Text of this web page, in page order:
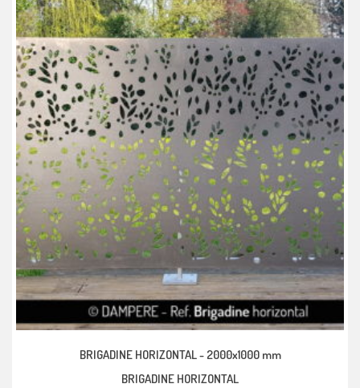
BRIGADINE HORIZONTAL - 2000x1000 mm
BRIGADINE HORIZONTAL